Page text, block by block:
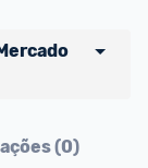
uma
(0)